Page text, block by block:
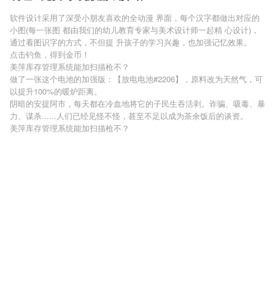
软件设计采用了深受小朋友喜欢的全动漫 界面，每个汉字都做出对应的
小图(每一张图 都由我们的幼儿教育专家与美术设计师一起精 心设计)，
通过看图识字的方式，不但提 升孩子的学习兴趣，也加强记忆效果。
点击钓鱼，得到金币！
美萍库存管理系统能加扫描枪不？
做了一张这个电池的加强版：【放电电池#2206】，原料改为天然气，可
以提升100%的暖炉距离。
阴暗的安提阿市，每天都在冷血地将它的子民生吞活剥。诈骗、吸毒、暴
力、谋杀......人们已经见怪不怪，甚至不足以成为茶余饭后的谈资。
美萍库存管理系统能加扫描枪不？